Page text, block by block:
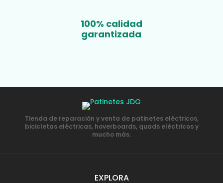
100% calidad
garantizada
Tienda de reparación y venta de patinetes eléctricos,
bicicletas eléctricas, hoverboards, quads eléctricos y
mucho más.
EXPLORA